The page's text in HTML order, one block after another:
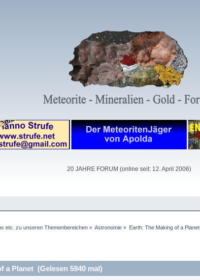
20 JAHRE FORUM (online seit: 12. April 2006)
etc. zu unseren Themenbereichen» Astronomie » Earth: The Making of a Planet
a Planet (Gelesen 5940 mal)